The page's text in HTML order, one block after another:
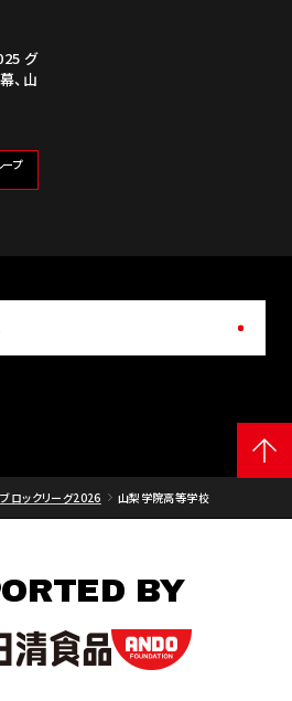
グ
、山
プ
ロックリーグ2026 山梨学院高等学校
BY